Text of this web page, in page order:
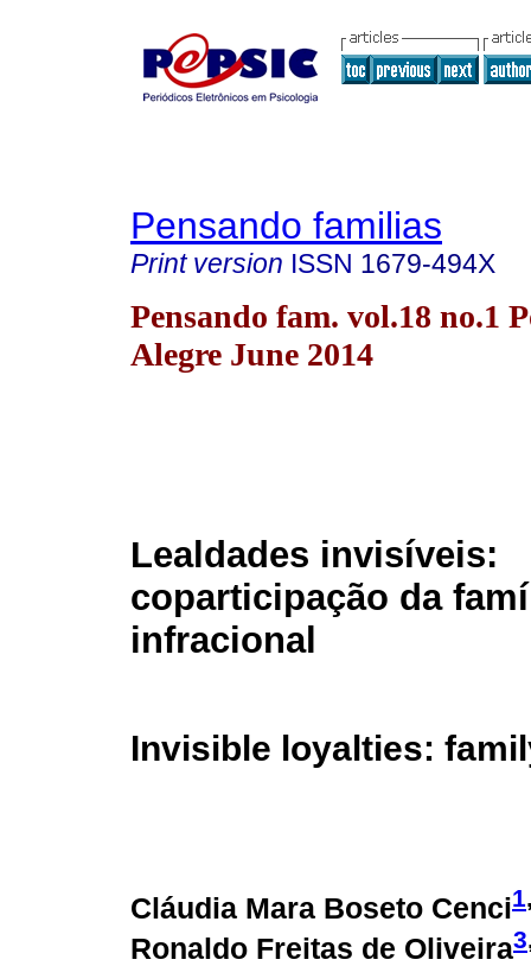
Pensando familias
Print version ISSN 1679-494X
Pensando fam. vol.18 no.1
Alegre June 2014
Lealdades invisíveis:
coparticipação da
infracional
Invisible loyalties:
Cláudia Mara Boseto Cenci1
Ronaldo Freitas de Oliveira3